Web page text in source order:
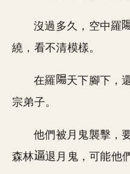
沒過多久，空中羅
繞，看不清模樣。
在羅
天下腳下，
宗弟子。
他們被月鬼襲擊，
森林
退月鬼，可能他